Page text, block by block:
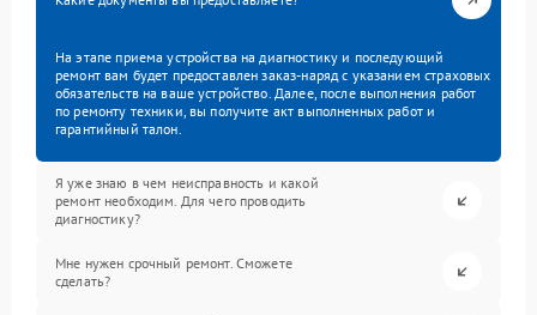
На этапе приема устройства на диагностику и последующий
ремонт вам будет предоставлен заказ-наряд с указанием страховых
обязательств на ваше устройство. Далее, после выполнения работ
по ремонту техники, вы получите акт выполненных работ и
гарантийный талон.
Я уже знаю в чем неисправность и какой
ремонт необходим. Для чего проводить
диагностику?
Мне нужен срочный ремонт. Сможете
сделать?